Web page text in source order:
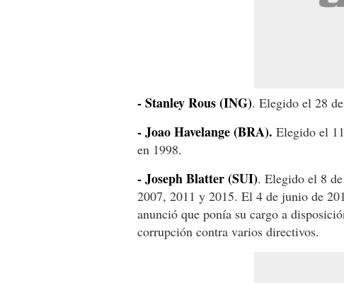
- Stanley Rous (ING). Elegido el 28
- Joao Havelange (BRA). Elegido el
en 1998.
- Joseph Blatter (SUI). Elegido el 8
2007, 2011 y 2015. El 4 de junio de
anunció que ponía su cargo a
corrupción contra varios directivos.